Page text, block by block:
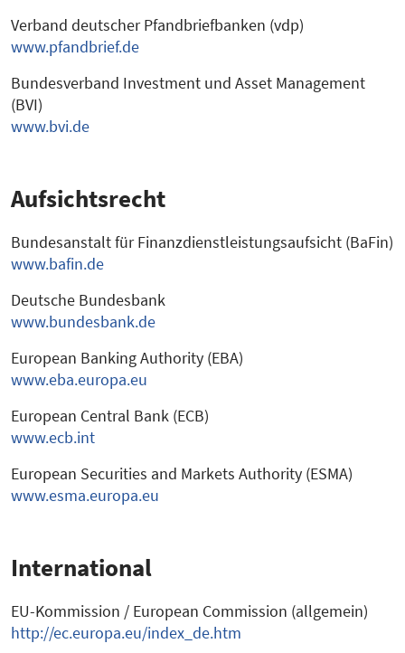
Verband deutscher Pfandbriefbanken (vdp)
www.pfandbrief.de
Bundesverband Investment und Asset Management
(BVI)
www.bvi.de
Aufsichtsrecht
Bundesanstalt für Finanzdienstleistungsaufsicht (BaFin)
www.bafin.de
Deutsche Bundesbank
www.bundesbank.de
European Banking Authority (EBA)
www.eba.europa.eu
European Central Bank (ECB)
www.ecb.int
European Securities and Markets Authority (ESMA)
www.esma.europa.eu
International
EU-Kommission / European Commission (allgemein)
http://ec.europa.eu/index_de.htm